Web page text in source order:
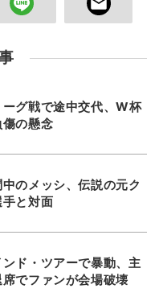
ーグ戦で途中交代、W杯
傷の懸念
のメッシ、伝説の元ク
手と対面
ド・ツアーで暴動、主
でファンが会場破壊